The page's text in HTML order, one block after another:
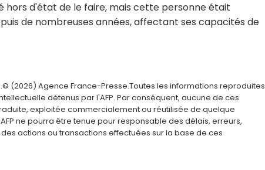
d'état de le faire, mais cette personne était
de nombreuses années, affectant ses capacités de
(2026) Agence France-Presse.Toutes les informations reproduites
détenus par l'AFP. Par conséquent, aucune de ces
exploitée commercialement ou réutilisée de quelque
ne pourra être tenue pour responsable des délais, erreurs,
actions ou transactions effectuées sur la base de ces